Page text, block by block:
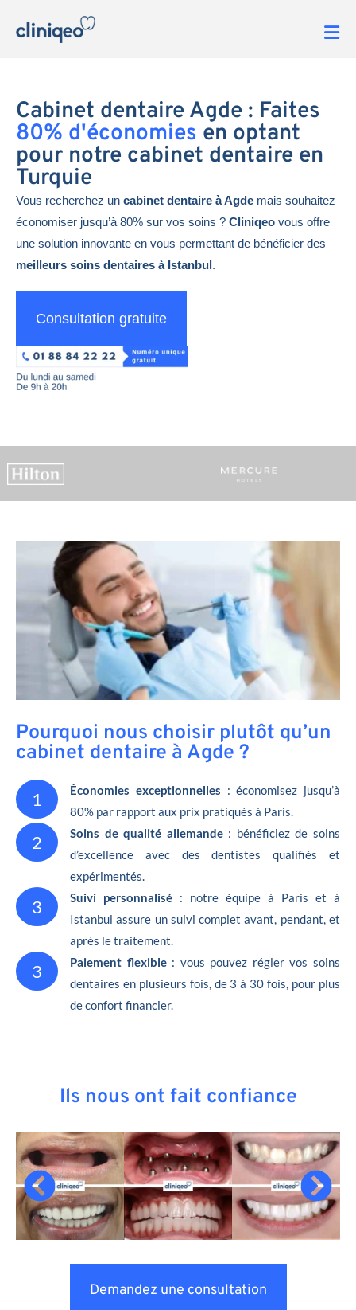
Cabinet dentaire Agde : Faites
80% d'économies en optant
pour notre cabinet dentaire en
Turquie
Vous recherchez un cabinet dentaire à Agde mais souhaitez
économiser jusqu’à 80% sur vos soins ? Cliniqeo vous offre
une solution innovante en vous permettant de bénéficier des
meilleurs soins dentaires à Istanbul.
Consultation gratuite
Pourquoi nous choisir plutôt qu’un
cabinet dentaire à Agde ?
1 Économies exceptionnelles : économisez jusqu’à
80% par rapport aux prix pratiqués à Paris.
2 Soins de qualité allemande: bénéficiez de soins
d’excellence avec des dentistes qualifiés et
expérimentés.
3 Suivi personnalisé : notre équipe à Paris et à
Istanbul assure un suivi complet avant, pendant, et
après le traitement.
3 Paiement flexible: vous pouvez régler vos soins
dentaires en plusieurs fois, de 3 à 30 fois, pour plus
de confort financier.
Ils nous ont fait confiance
Demandez une consultation